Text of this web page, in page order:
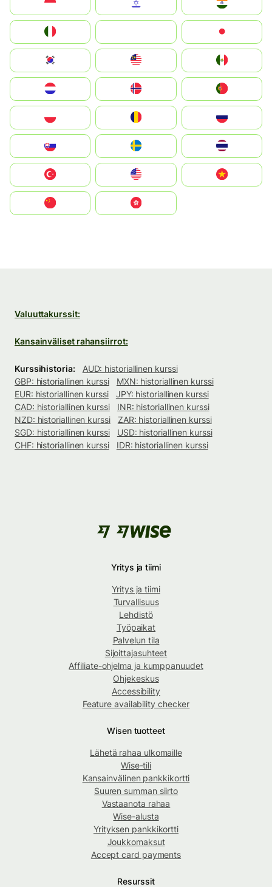
South Korea
United States
中國香港特別行政區
Valuuttakurssit:
Kansainväliset rahansiirrot:
Kurssihistoria:
AUD: historiallinen kurssi
GBP: historiallinen kurssi
MXN: historiallinen kurssi
EUR: historiallinen kurssi
JPY: historiallinen kurssi
CAD: historiallinen kurssi
INR: historiallinen kurssi
NZD: historiallinen kurssi
ZAR: historiallinen kurssi
SGD: historiallinen kurssi
USD: historiallinen kurssi
CHF: historiallinen kurssi
IDR: historiallinen kurssi
Yritys ja tiimi
Yritys ja tiimi
Turvallisuus
Lehdistö
Työpaikat
Palvelun tila
Sijoittajasuhteet
Affiliate-ohjelma ja kumppanuudet
Ohjekeskus
Accessibility
Feature availability checker
Wisen tuotteet
Lähetä rahaa ulkomaille
Wise-tili
Kansainvälinen pankkikortti
Suuren summan siirto
Vastaanota rahaa
Wise-alusta
Yrityksen pankkikortti
Joukkomaksut
Accept card payments
Resurssit